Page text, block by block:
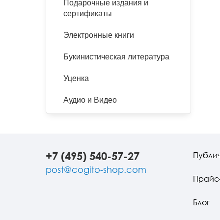
Подарочные издания и
сертификаты
Электронные книги
Букинистическая литература
Уценка
Аудио и Видео
+7 (495) 540-57-27
post@cogito-shop.com
Блог